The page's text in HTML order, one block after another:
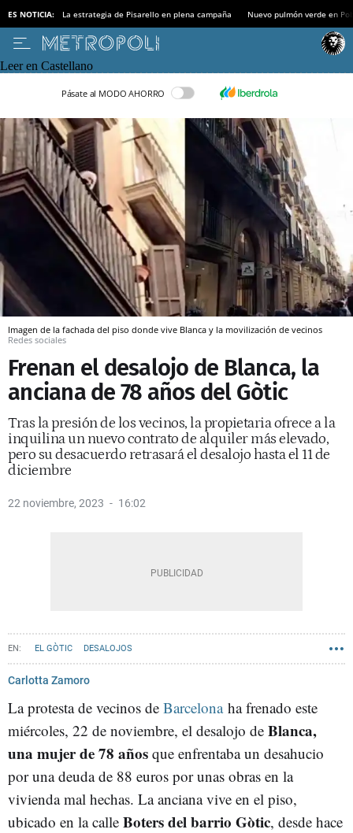
ES NOTICIA: La estrategia de Pisarello en plena campaña Nuevo pulmón verde en
Leer en Castellano
Pásate al MODO AHORRO
Imagen de la fachada del piso donde vive Blanca y la movilización de vecinos
Redes sociales
Frenan el desalojo de Blanca, la
anciana de 78 años del Gòtic
Tras la presión de los vecinos, la propietaria ofrece a la
inquilina un nuevo contrato de alquiler más elevado,
pero su desacuerdo retrasará el desalojo hasta el 11 de
diciembre
22 noviembre, 2023 16:02
EL GÒTIC DESALOJOS
Carlotta Zamoro
La protesta de vecinos de Barcelonaha frenado este
miércoles, 22 de noviembre, el desalojo de Blanca,
una mujer de 78 años que enfrentaba un desahucio
por una deuda de 88 euros por unas obras en la
vivienda mal hechas. La anciana vive en el piso,
ubicado en la calle Boters del barrio Gòtic, desde hace